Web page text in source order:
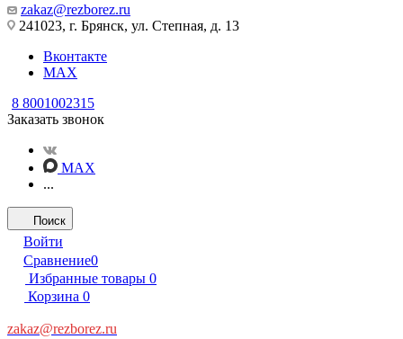
zakaz@rezborez.ru
241023, г. Брянск, ул. Степная, д. 13
Вконтакте
MAX
8 8001002315
Заказать звонок
MAX
...
Поиск
Войти
Сравнение0
Избранные товары 0
Корзина 0
zakaz@rezborez.ru